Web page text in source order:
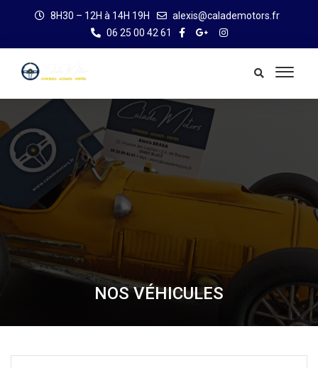
8H30 – 12H à 14H 19H
alexis@calademotors.fr
06 25 00 42 61
NOS VÉHICULES